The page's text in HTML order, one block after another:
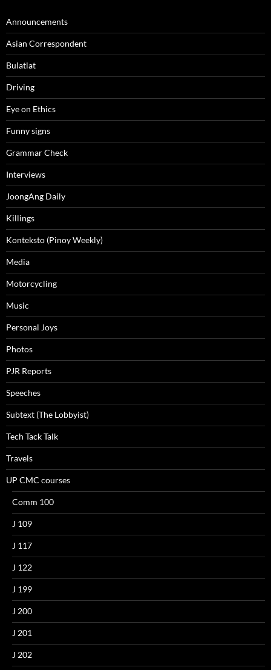
Announcements
Asian Correspondent
Bulatlat
Driving
Eye on Ethics
Funny signs
Grammar Check
Interviews
JoongAng Daily
Killings
Konteksto (Pinoy Weekly)
Media
Motorcycling
Music
Personal Joys
Photos
PJR Reports
Speeches
Subtext (The Lobbyist)
Tech Tack Talk
Travels
UP CMC courses
Comm 100
J 109
J 117
J 122
J 199
J 200
J 201
J 202